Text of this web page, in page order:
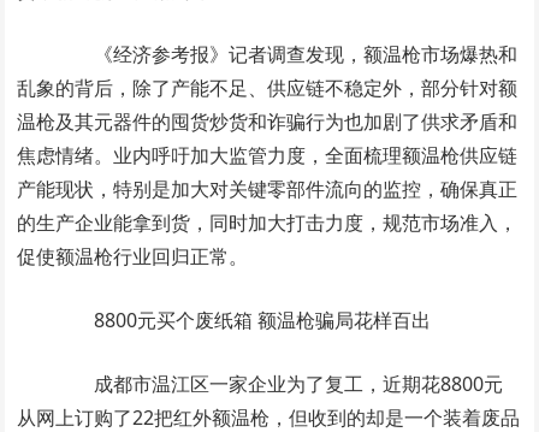
《经济参考报》记者调查发现，额温枪市场爆热和
乱象的背后，除了产能不足、供应链不稳定外，部分针对额
温枪及其元器件的囤货炒货和诈骗行为也加剧了供求矛盾和
焦虑情绪。业内呼吁加大监管力度，全面梳理额温枪供应链
产能现状，特别是加大对关键零部件流向的监控，确保真正
的生产企业能拿到货，同时加大打击力度，规范市场准入，
促使额温枪行业回归正常。
8800元买个废纸箱 额温枪骗局花样百出
成都市温江区一家企业为了复工，近期花8800元
从网上订购了22把红外额温枪，但收到的却是一个装着废品